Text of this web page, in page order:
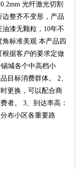
光纤激光切割
整齐不变形，产品
漆无颗粒，10年不
标准美观 本产品四
根据客户的要求定做
城各个中高档小
目标消费群体。 2、
更换，可以配合商
者。 3、到达率高：
布小区各重要路